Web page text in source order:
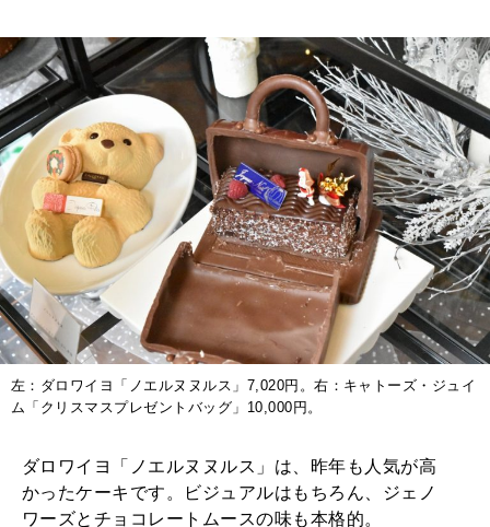
左：ダロワイヨ「ノエルヌヌルス」7,020円。右：キャトーズ・ジュイ
ム「クリスマスプレゼントバッグ」10,000円。
ダロワイヨ「ノエルヌヌルス」は、昨年も人気が高
かったケーキです。ビジュアルはもちろん、ジェノ
ワーズとチョコレートムースの味も本格的。